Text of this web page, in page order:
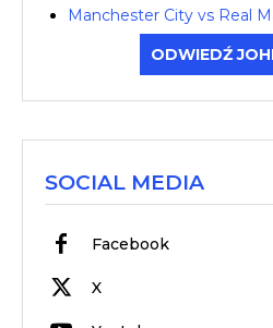
Manchester City vs Real
ODWIEDŹ
SOCIAL MEDIA
Facebook
X